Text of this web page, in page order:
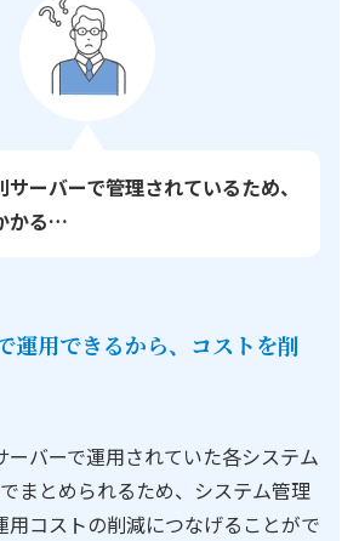
ーバーで管理されているため、
かる…
運用できるから、コストを削
ーバーで運用されていた各システム
まとめられるため、システム管理
用コストの削減につなげることがで